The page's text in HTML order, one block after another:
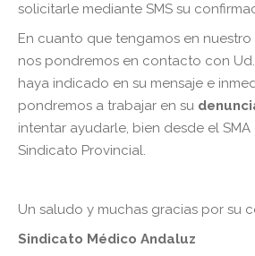
solicitarle mediante SMS su
En cuanto que tengamos en nuestro
nos pondremos en contacto con
haya indicado en su mensaje e
pondremos a trabajar en su
intentar ayudarle, bien desde el
Sindicato Provincial.
Un saludo y muchas gracias por su
Sindicato Médico Andaluz